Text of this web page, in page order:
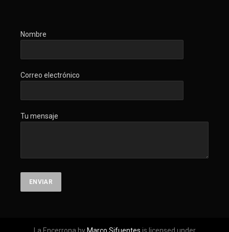
Nombre
Correo electrónico
Tu mensaje